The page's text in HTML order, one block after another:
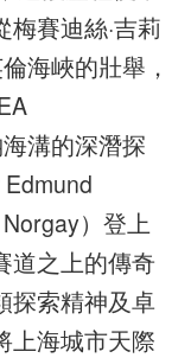
賽迪絲·吉莉
海峽的壯舉，
溝的深潛探
）登上
道之上的傳奇
探索精神及卓
上海城市天際